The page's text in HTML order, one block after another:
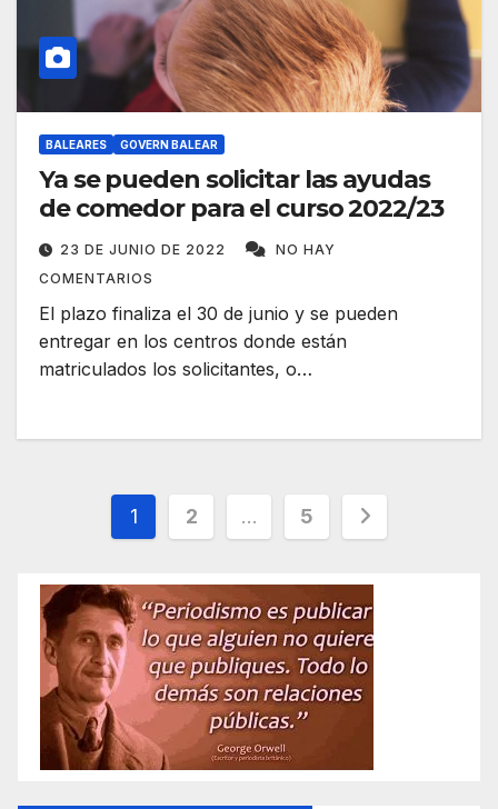
BALEARES GOVERN BALEAR
Ya se pueden solicitar las ayudas
de comedor para el curso 2022/23
23 DE JUNIO DE 2022
NO HAY
COMENTARIOS
El plazo finaliza el 30 de junio y se pueden
entregar en los centros donde están
matriculados los solicitantes, o…
Paginación
entradas
1 2 … 5